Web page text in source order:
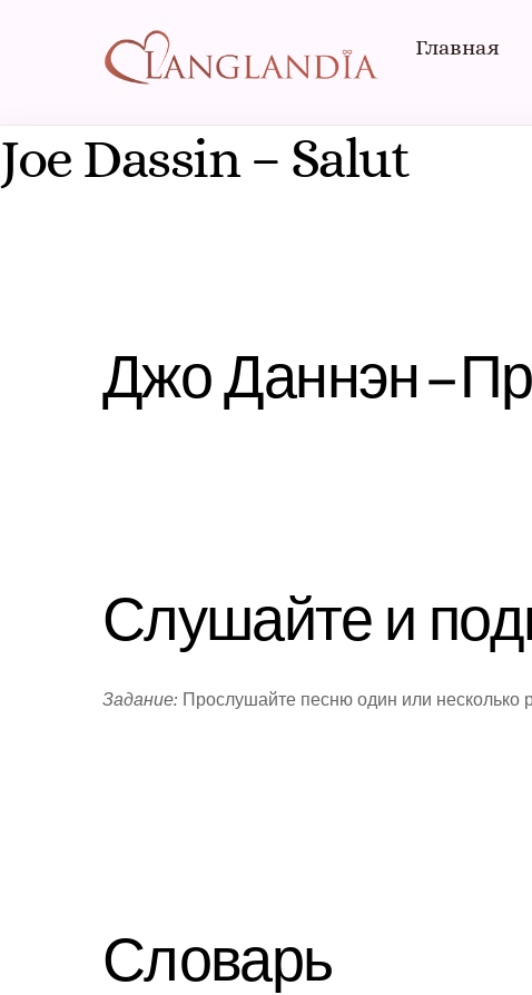
Главная
Joe Dassin – Salut
Джо Даннэн –
Слушайте и
Задание: Прослушайте песню один или несколько
Словарь